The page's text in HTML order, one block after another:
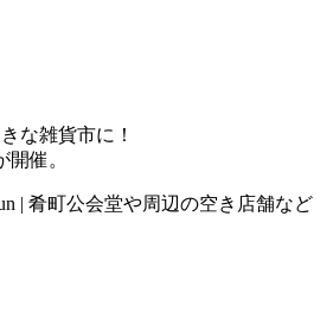
な雑貨市に！
催。
| 肴町公会堂や周辺の空き店舗など